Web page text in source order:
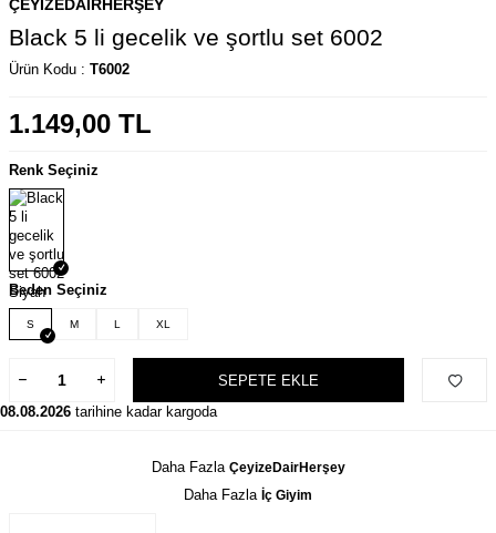
ÇEYIZEDAIRHERŞEY
Black 5 li gecelik ve şortlu set 6002
Ürün Kodu : T6002
1.149,00 TL
Renk Seçiniz
Beden Seçiniz
S M L XL
SEPETE EKLE
08.08.2026 tarihine kadar kargoda
Daha Fazla ÇeyizeDairHerşey
Daha Fazla İç Giyim